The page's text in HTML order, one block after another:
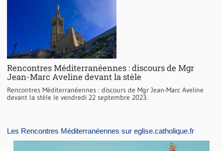
Rencontres Méditerranéennes : discours de Mgr
Jean-Marc Aveline devant la stèle
Rencontres Méditerranéennes : discours de Mgr Jean-Marc Aveline
devant la stèle le vendredi 22 septembre 2023.
Les Rencontres Méditerranéennes sur eglise.catholique.fr